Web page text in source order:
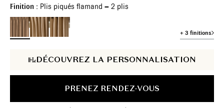
Finition : Plis piqués flamand – 2 plis
+ 3 finitions
DÉCOUVREZ LA PERSONNALISATION
PRENEZ RENDEZ-VOUS